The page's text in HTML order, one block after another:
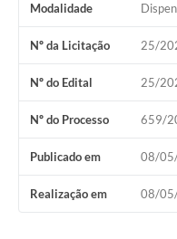
Modalidade
Nº da Licitação 25/
Nº do Edital 25/
Nº do Processo 659/
Publicado em 08/
Realização em 08/